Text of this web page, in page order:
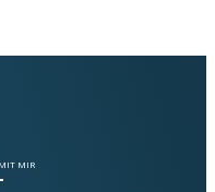
MIR